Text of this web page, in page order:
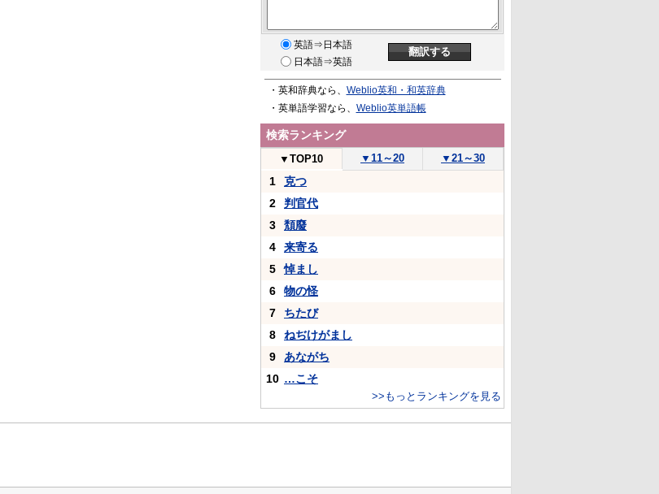
英語⇒日本語
日本語⇒英語
・英和辞典なら、 Weblio英和・和英辞典
・英単語学習なら、 Weblio英単語帳
検索ランキング
▼ TOP10 ▼ 11～20 ▼ 21～30
1
克つ
2
判官代
3
頽廢
4
来寄る
5
悼まし
6
物の怪
7
ちたび
8
ねぢけがまし
9
あながち
10 …こそ
>>もっとランキングを見る